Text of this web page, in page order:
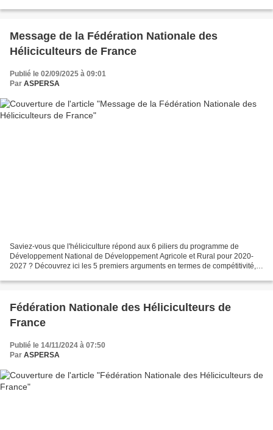
Message de la Fédération Nationale des
Héliciculteurs de France
Publié le 02/09/2025 à 09:01
Par ASPERSA
Saviez-vous que l'héliciculture répond aux 6 piliers du programme de
Développement National de Développement Agricole et Rural pour 2020-
2027 ? Découvrez ici les 5 premiers arguments en termes de compétitivité,
Fédération Nationale des Héliciculteurs de
France
Publié le 14/11/2024 à 07:50
Par ASPERSA